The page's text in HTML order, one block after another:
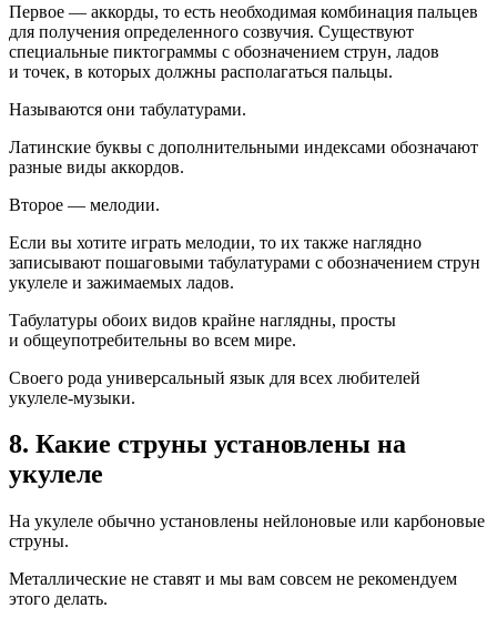
Первое — аккорды, то есть необходимая комбинация пальцев
для получения определенного созвучия. Существуют
специальные пиктограммы с обозначением струн, ладов
и точек, в которых должны располагаться пальцы.
Называются они табулатурами.
Латинские буквы с дополнительными индексами обозначают
разные виды аккордов.
Второе — мелодии.
Если вы хотите играть мелодии, то их также наглядно
записывают пошаговыми табулатурами с обозначением струн
укулеле и зажимаемых ладов.
Табулатуры обоих видов крайне наглядны, просты
и общеупотребительны во всем мире.
Своего рода универсальный язык для всех любителей
укулеле-музыки.
8. Какие струны установлены на
укулеле
На укулеле обычно установлены нейлоновые или карбоновые
струны.
Металлические не ставят и мы вам совсем не рекомендуем
этого делать.